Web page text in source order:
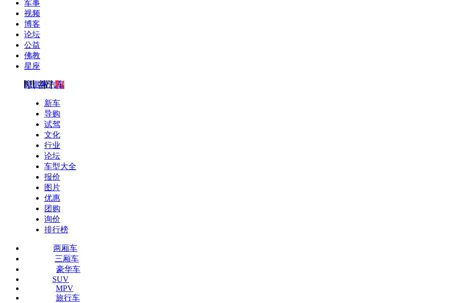
军事
视频
博客
论坛
公益
佛教
星座
凤凰网汽车
新车
导购
试驾
文化
行业
论坛
车型大全
报价
图片
优惠
团购
询价
排行榜
两厢车
三厢车
豪华车
SUV
MPV
旅行车